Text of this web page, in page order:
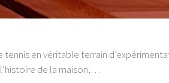
tennis en véritable terrain
de la maison,…